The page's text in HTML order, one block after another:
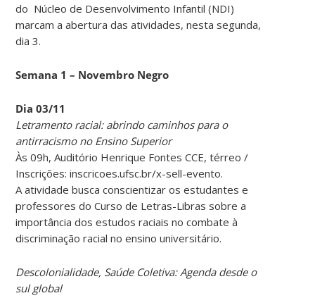
do Núcleo de Desenvolvimento Infantil (NDI)
marcam a abertura das atividades, nesta segunda,
dia 3.
Semana 1 – Novembro Negro
Dia 03/11
Letramento racial: abrindo caminhos para o
antirracismo no Ensino Superior
Às 09h, Auditório Henrique Fontes CCE, térreo /
Inscrições: inscricoes.ufsc.br/x-sell-evento.
A atividade busca conscientizar os estudantes e
professores do Curso de Letras-Libras sobre a
importância dos estudos raciais no combate à
discriminação racial no ensino universitário.
Descolonialidade, Saúde Coletiva: Agenda desde o
sul global